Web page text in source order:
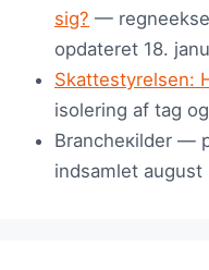
sig? —
opdateret 18.
Skattestyrelsen:
isolering af tag
Brancheкilder —
indsamlet august